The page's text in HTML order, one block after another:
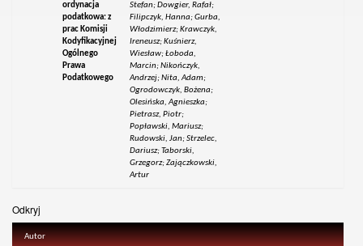
ordynacja
podatkowa: z
prac Komisji
Kodyfikacyjnej
Ogólnego
Prawa
Podatkowego
Stefan; Dowgier, Rafał;
Filipczyk, Hanna; Gurba,
Włodzimierz; Krawczyk,
Ireneusz; Kuśnierz,
Wiesław; Łoboda,
Marcin; Nikończyk,
Andrzej; Nita, Adam;
Ogrodowczyk, Bożena;
Olesińska, Agnieszka;
Pietrasz, Piotr;
Popławski, Mariusz;
Rudowski, Jan; Strzelec,
Dariusz; Taborski,
Grzegorz; Zajączkowski,
Artur
Odkryj
Autor